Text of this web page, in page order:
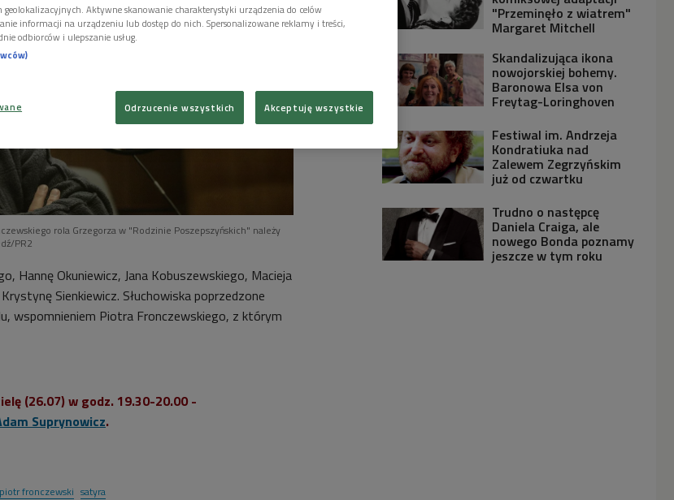
rola Grzegorza w "Rodzinie Poszepszyńskich" należy
PR2
Hannę Okuniewicz, Jana Kobuszewskiego, Macieja
Sienkiewicz. Słuchowiska poprzedzone
wspomnieniem Piotra Fronczewskiego, z którym
(26.07) w godz. 19.30-20.00 -
Suprynowicz.
piotr fronczewski satyra
"Przeminęło z wiatrem"
Margaret Mitchell
Skandalizująca ikona
nowojorskiej bohemy.
Baronowa Elsa von
Freytag-Loringhoven
Festiwal im. Andrzeja
Kondratiuka nad
Zalewem Zegrzyńskim
już od czwartku
Trudno o następcę
Daniela Craiga, ale
nowego Bonda poznamy
jeszcze w tym roku
geolokalizacyjnych. Aktywne skanowanie charakterystyki urządzenia do celów
informacji na urządzeniu lub dostęp do nich. Spersonalizowane reklamy i treści,
odbiorców i ulepszanie usług.
Odrzucenie wszystkich Akceptuję wszystkie